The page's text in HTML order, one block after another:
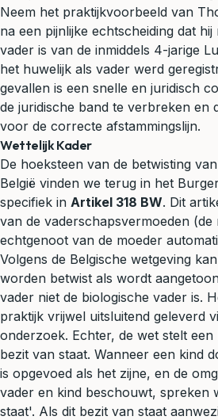
Neem het praktijkvoorbeeld van
na een pijnlijke echtscheiding dat
vader is van de inmiddels 4-jarige
het huwelijk als vader werd
gevallen is een snelle en juridisch
de juridische band te verbreken en
voor de correcte afstammingslijn.
Wettelijk Kader
De hoeksteen van de betwisting
België vinden we terug in het
specifiek in Artikel 318 BW. Dit
van de vaderschapsvermoeden (de
echtgenoot van de moeder
Volgens de Belgische wetgeving
worden betwist als wordt
vader niet de biologische vader is.
praktijk vrijwel uitsluitend geleverd
onderzoek. Echter, de wet stelt
bezit van staat. Wanneer een kind
is opgevoed als het zijne, en de
vader en kind beschouwt, spreken
staat'. Als dit bezit van staat